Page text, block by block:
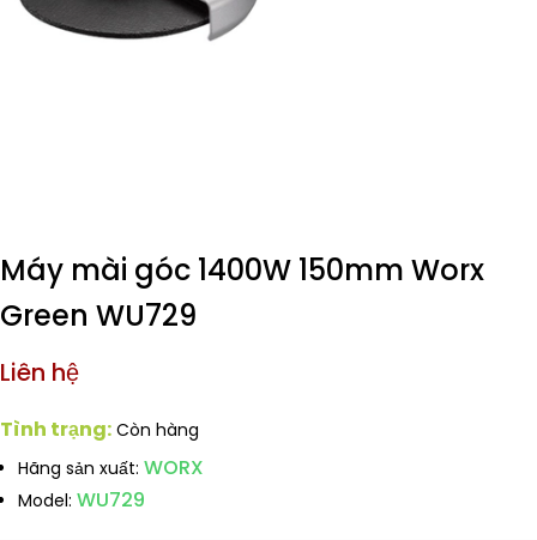
Máy mài góc 1400W 150mm Worx
Green WU729
Liên hệ
Tình trạng: Còn hàng
Hãng sản xuất: WORX
Model: WU729